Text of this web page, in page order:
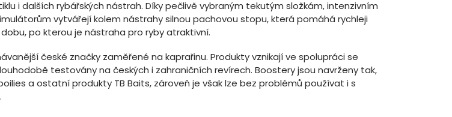
i dalších rybářských nástrah. Díky pečlivě vybraným tekutým složkám, intenzivním
vytvářejí kolem nástrahy silnou pachovou stopu, která pomáhá rychleji
po kterou je nástraha pro ryby atraktivní.
české značky zaměřené na kaprařinu. Produkty vznikají ve spolupráci se
testovány na českých i zahraničních revírech. Boostery jsou navrženy tak,
a ostatní produkty TB Baits, zároveň je však lze bez problémů používat i s